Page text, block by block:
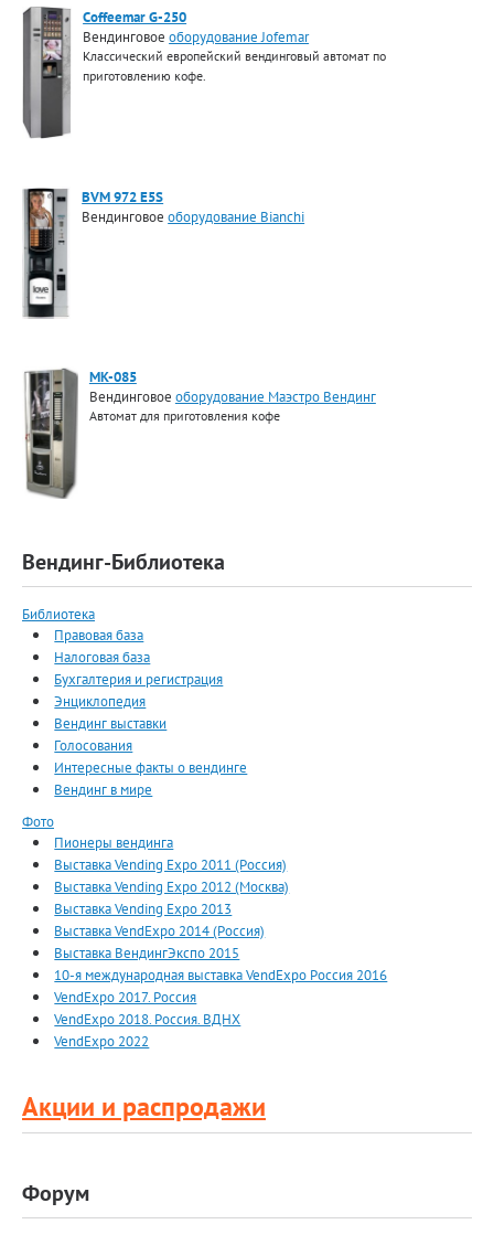
Coffeemar G-250
Вендинговоеоборудование Jofemar
Классический европейский вендинговый автомат по
приготовлению кофе.
BVM 972 E5S
Вендинговоеоборудование Bianchi
MK-085
Вендинговое оборудование Маэстро Вендинг
Автомат для приготовления кофе
Вендинг-Библиотека
Библиотека
Правовая база
Налоговая база
Бухгалтерия и регистрация
Энциклопедия
Вендинг выставки
Голосования
Интересные факты о вендинге
Вендинг в мире
Фото
Пионеры вендинга
Выставка Vending Expo 2011 (Россия)
Выставка Vending Expo 2012 (Москва)
Выставка Vending Expo 2013
Выставка VendExpo 2014 (Россия)
Выставка ВендингЭкспо 2015
10-я международная выставка VendExpo Россия 2016
VendExpo 2017. Россия
VendExpo 2018. Россия. ВДНХ
VendExpo 2022
Акции и распродажи
Форум